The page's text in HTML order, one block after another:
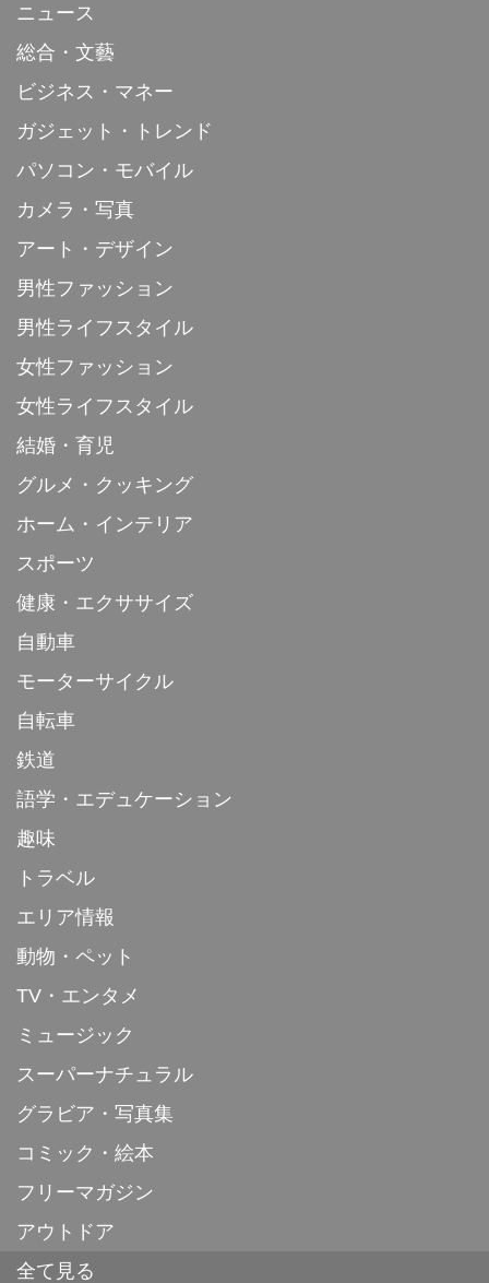
ニュース
総合・文藝
ビジネス・マネー
ガジェット・トレンド
パソコン・モバイル
カメラ・写真
アート・デザイン
男性ファッション
男性ライフスタイル
女性ファッション
女性ライフスタイル
結婚・育児
グルメ・クッキング
ホーム・インテリア
スポーツ
健康・エクササイズ
自動車
モーターサイクル
自転車
鉄道
語学・エデュケーション
趣味
トラベル
エリア情報
動物・ペット
TV・エンタメ
ミュージック
スーパーナチュラル
グラビア・写真集
コミック・絵本
フリーマガジン
アウトドア
全て見る